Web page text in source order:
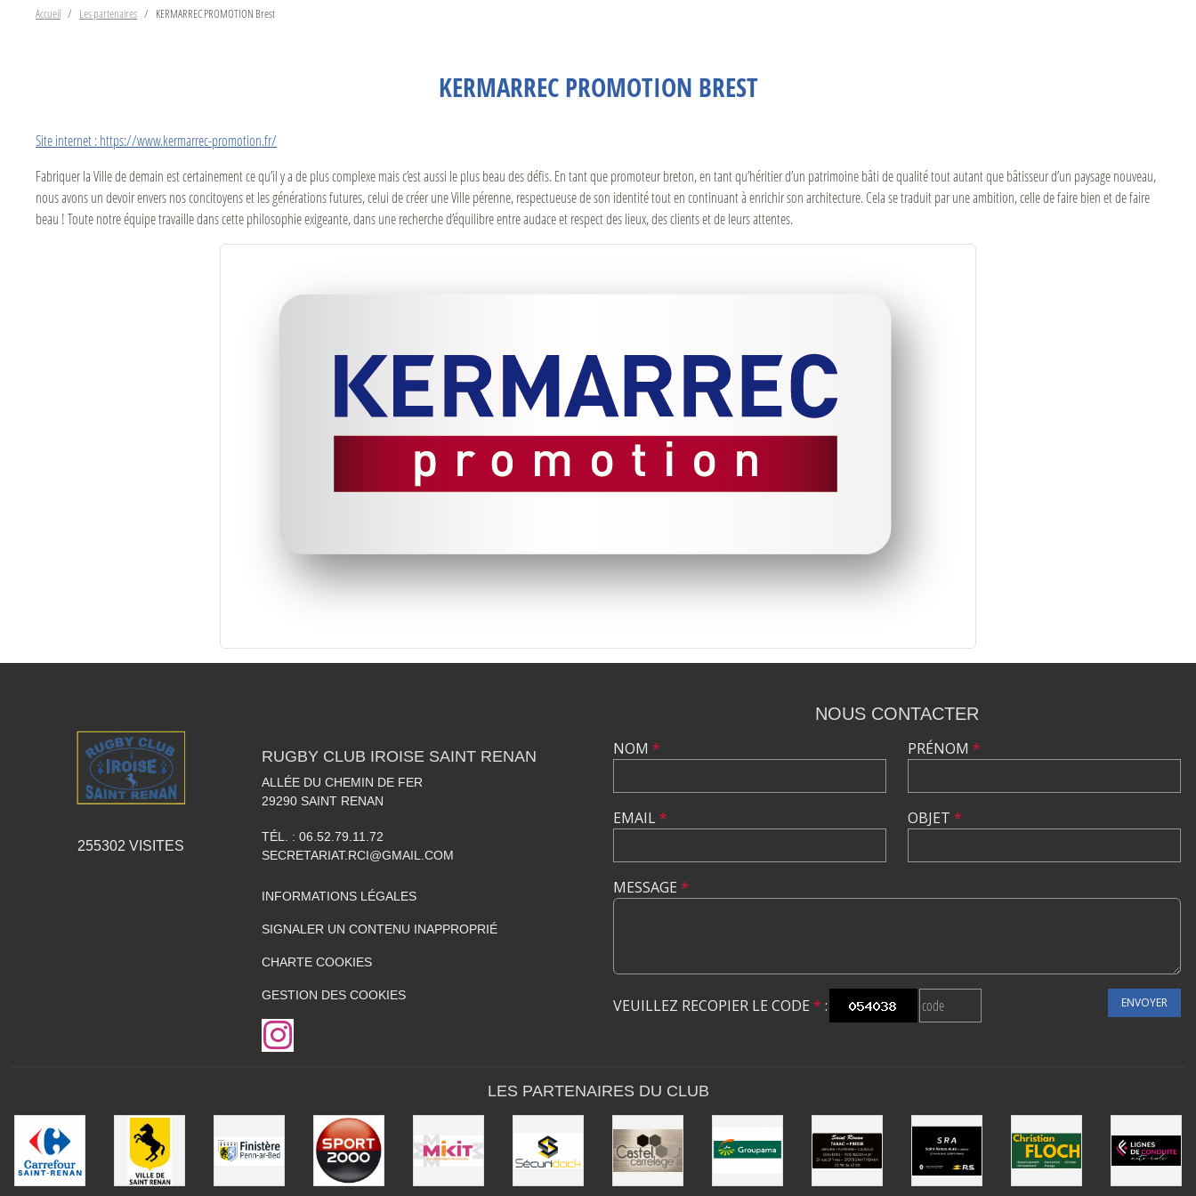
Accueil Les partenaires KERMARREC PROMOTION Brest
KERMARREC PROMOTION BREST
Site internet : https://www.kermarrec-promotion.fr/
Fabriquer la Ville de demain est certainement ce qu’il y a de plus complexe mais c’est aussi le plus beau des défis. En tant que promoteur breton, en tant qu’héritier d’un patrimoine bâti de qualité tout autant que bâtisseur d’un paysage nouveau,
nous avons un devoir envers nos concitoyens et les générations futures, celui de créer une Ville pérenne, respectueuse de son identité tout en continuant à enrichir son architecture. Cela se traduit par une ambition, celle de faire bien et de faire
beau ! Toute notre équipe travaille dans cette philosophie exigeante, dans une recherche d’équilibre entre audace et respect des lieux, des clients et de leurs attentes.
255302 VISITES
RUGBY CLUB IROISE SAINT RENAN
ALLÉE DU CHEMIN DE FER
29290 SAINT RENAN
TÉL. : 06.52.79.11.72
SECRETARIAT.RCI@GMAIL.COM
INFORMATIONS LÉGALES
SIGNALER UN CONTENU INAPPROPRIÉ
CHARTE COOKIES
GESTION DES COOKIES
NOUS CONTACTER
NOM *
EMAIL*
PRÉNOM *
OBJET *
MESSAGE *
VEUILLEZ RECOPIER LE CODE * : ENVOYER
LES PARTENAIRES DU CLUB